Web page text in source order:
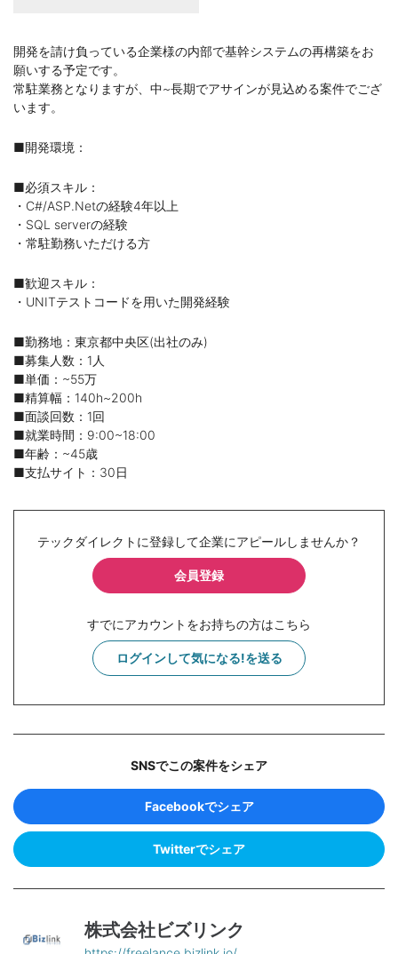
開発を請け負っている企業様の内部で基幹システムの再構築をお
願いする予定です。
常駐業務となりますが、中~長期でアサインが見込める案件でござ
います。
■開発環境：
■必須スキル：
・C#/ASP.Netの経験4年以上
・SQL serverの経験
・常駐勤務いただける方
■歓迎スキル：
・UNITテストコードを用いた開発経験
■勤務地：東京都中央区(出社のみ)
■募集人数：1人
■単価：~55万
■精算幅：140h~200h
■面談回数：1回
■就業時間：9:00~18:00
■年齢：~45歳
■支払サイト：30日
テックダイレクトに登録して企業にアピールしませんか？
会員登録
すでにアカウントをお持ちの方はこちら
ログインして気になる!を送る
SNSでこの案件をシェア
Facebookでシェア
Twitterでシェア
株式会社ビズリンク